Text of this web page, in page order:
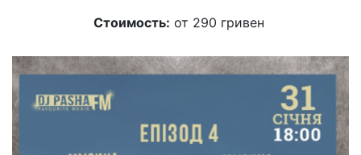
Стоимость: от 290 гривен